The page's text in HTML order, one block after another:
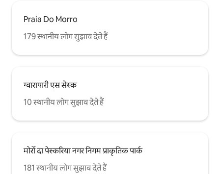
Praia Do Morro
179 स्थानीय लोग सुझाव देते हैं
ग्वारापारी एस सेस्क
10 स्थानीय लोग सुझाव देते हैं
मोर्रो दा पेस्करिया नगर निगम प्राकृतिक पार्क
181 स्थानीय लोग सुझाव देते हैं